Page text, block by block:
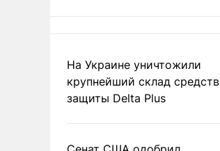
На Украине уничтожили
крупнейший склад средств
защиты Delta Plus